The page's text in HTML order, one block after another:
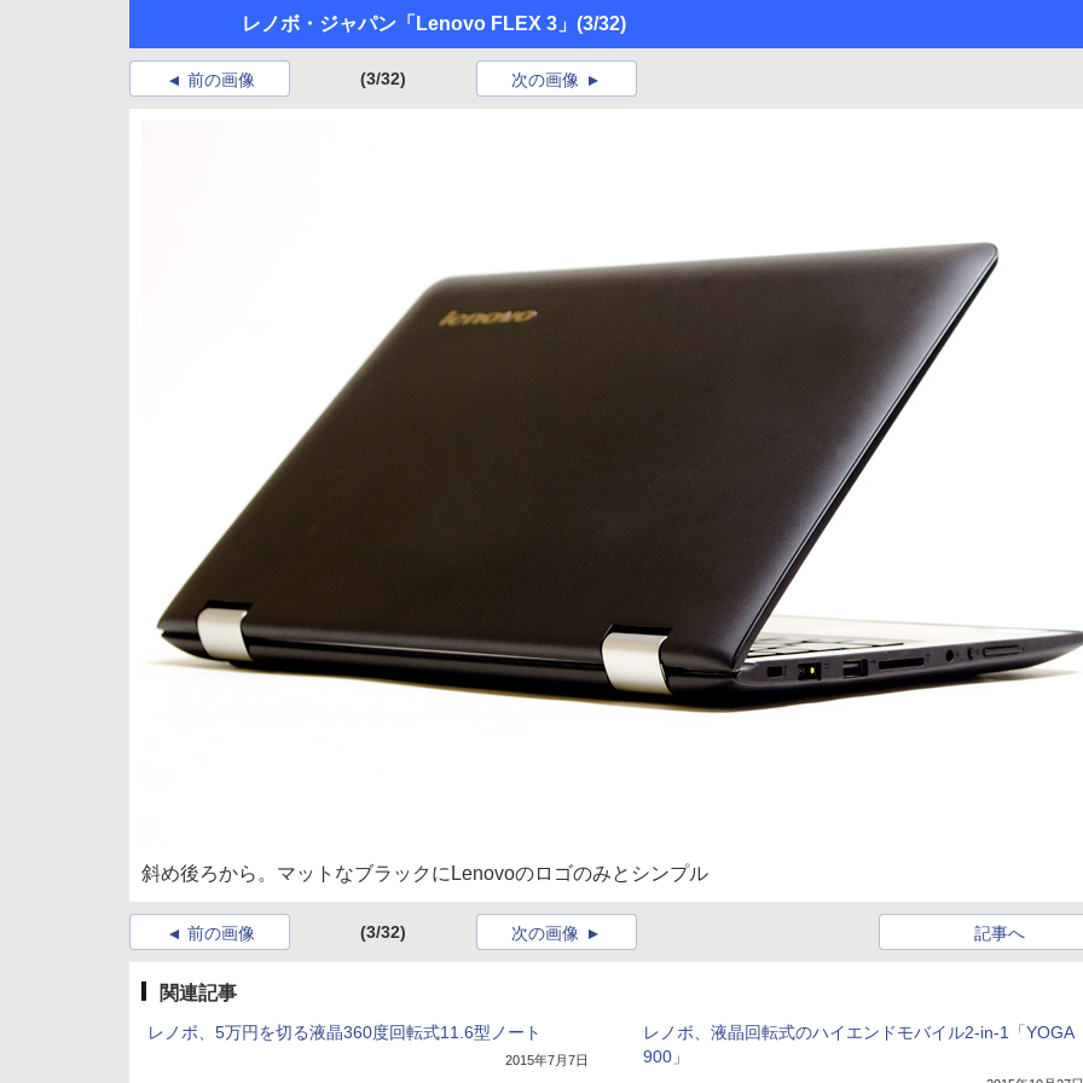
レノボ・ジャパン「Lenovo FLEX 3」 (3/32)
前の画像 (3/32) 次の画像
斜め後ろから。マットなブラックにLenovoのロゴのみとシンプル
前の画像 (3/32) 記事へ
次の画像
関連記事
レノボ、5万円を切る液晶360度回転式11.6型ノート
2015年7月7日
レノボ、液晶回転式のハイエンドモバイル2-in-1「YOGA
900」